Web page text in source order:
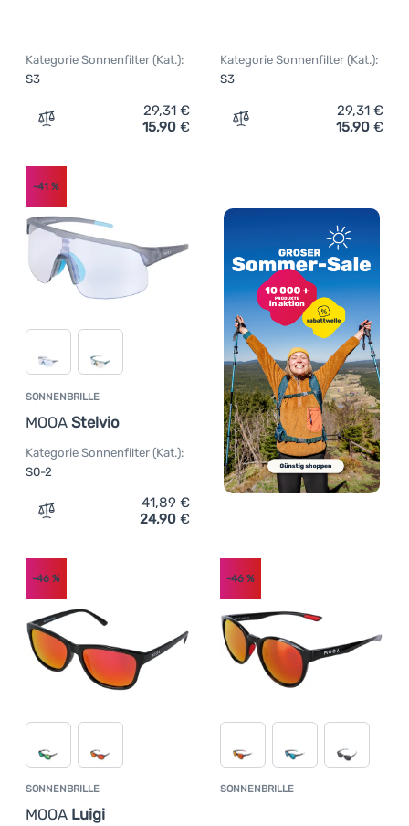
Kategorie Sonnenfilter (Kat.):
S3
Zum Vergleich 'Sonnenbrille MOOA Sella' hinzufügen
29,31€
15,90 €
Kategorie Sonnenfilter (Kat.):
S3
Zum Vergleich
29,31€
15,90 €
SONNENBRILLE
MOOA Stelvio
-41 %
Kategorie Sonnenfilter (Kat.):
S0-2
Zum Vergleich 'Sonnenbrille MOOA Stelvio' hinzufügen
41,89€
24,90 €
SONNENBRILLE
MOOA Luigi
-46 %
SONNENBRILLE
-46%